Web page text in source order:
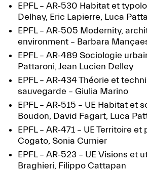
EPFL – AR-530 Habitat et
Delhay, Eric Lapierre, Luca
EPFL – AR-505 Modernity,
environment – Barbara
EPFL – AR-489 Sociologie
Pattaroni, Jean Lucien Delley
EPFL – AR-434Théorie et
sauvegarde – Giulia Marino
EPFL – AR-515 – UE Habitat et
Boudon, David Fagart, Luca
EPFL – AR-471 – UETerritoire et
Cogato, Sonia Curnier
EPFL – AR-523 – UE Visions et
Braghieri, Filippo Cattapan